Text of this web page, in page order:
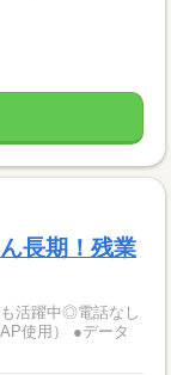
長期！残業
活躍中◎電話なし
使用） ●データ